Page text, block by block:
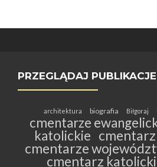
PRZEGLĄDAJ
architektura biografia Biłgoraj
cmentarze
katolickie
cmentarze
cmentarz katolicki